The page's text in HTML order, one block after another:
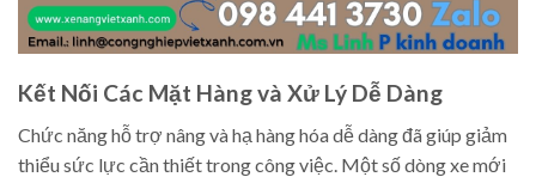
Kết Nối Các Mặt Hàng và Xử Lý Dễ Dàng
Chức năng hỗ trợ nâng và hạ hàng hóa dễ dàng đã giúp giảm
thiểu sức lực cần thiết trong công việc. Một số dòng xe mới